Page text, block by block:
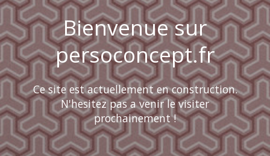
Bienvenue sur
persoconcept.fr
Ce site est actuellement en construction.
N'hesitez pas a venir le visiter
prochainement !